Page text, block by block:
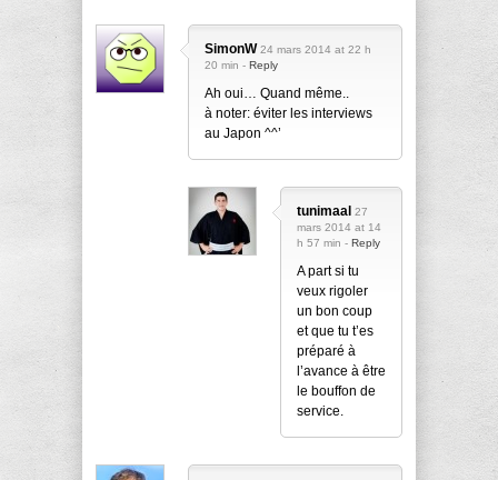
SimonW 24 mars 2014 at 22 h
20 min - Reply
Ah oui… Quand même..
à noter: éviter les interviews
au Japon ^^’
tunimaal 27
mars 2014 at 14
h 57 min - Reply
A part si tu
veux rigoler
un bon coup
et que tu t’es
préparé à
l’avance à être
le bouffon de
service.